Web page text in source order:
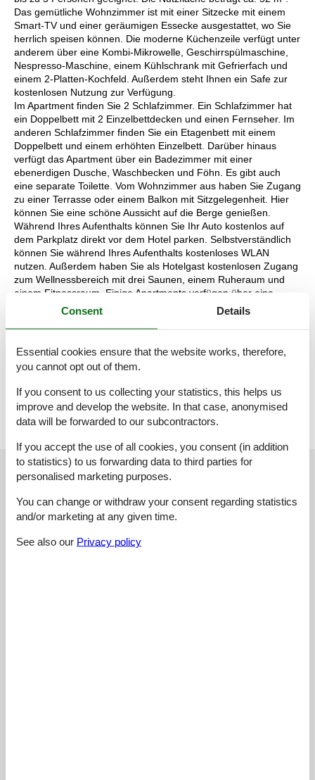
Das gemütliche Wohnzimmer ist mit einer Sitzecke mit einem
Smart-TV und einer geräumigen Essecke ausgestattet, wo Sie
herrlich speisen können. Die moderne Küchenzeile verfügt unter
anderem über eine Kombi-Mikrowelle, Geschirrspülmaschine,
Nespresso-Maschine, einem Kühlschrank mit Gefrierfach und
einem 2-Platten-Kochfeld. Außerdem steht Ihnen ein Safe zur
kostenlosen Nutzung zur Verfügung.
Im Apartment finden Sie 2 Schlafzimmer. Ein Schlafzimmer hat
ein Doppelbett mit 2 Einzelbettdecken und einen Fernseher. Im
anderen Schlafzimmer finden Sie ein Etagenbett mit einem
Doppelbett und einem erhöhten Einzelbett. Darüber hinaus
verfügt das Apartment über ein Badezimmer mit einer
ebenerdigen Dusche, Waschbecken und Föhn. Es gibt auch
eine separate Toilette. Vom Wohnzimmer aus haben Sie Zugang
zu einer Terrasse oder einem Balkon mit Sitzgelegenheit. Hier
können Sie eine schöne Aussicht auf die Berge genießen.
Während Ihres Aufenthalts können Sie Ihr Auto kostenlos auf
dem Parkplatz direkt vor dem Hotel parken. Selbstverständlich
können Sie während Ihres Aufenthalts kostenloses WLAN
nutzen. Außerdem haben Sie als Hotelgast kostenlosen Zugang
zum Wellnessbereich mit drei Saunen, einem Ruheraum und
einem Fitnessraum. Einige Apartments verfügen über eine
Terrasse, andere Apartments über einen Balkon. Möchten Sie
buchen? Nehmen Sie dann telefonisch Kontakt mit unserem
Contact Center auf. Für die Buchung einer Präferenz kann ein
Die Aufteilung der Unterkunft kann variieren. Die Grundrisse und
Bilder vermitteln einen guten Eindruck, dienen aber nur zur
Veranschaulichung.
External reviews Our guest reviews
4,4
Consent Details
Essential cookies ensure that the website works, therefore,
you cannot opt out of them.
If you consent to us collecting your statistics, this helps us
improve and develop the website. In that case, anonymised
data will be forwarded to our subcontractors.
If you accept the use of all cookies, you consent (in addition
to statistics) to us forwarding data to third parties for
personalised marketing purposes.
You can change or withdraw your consent regarding statistics
and/or marketing at any given time.
See also our Privacy policy